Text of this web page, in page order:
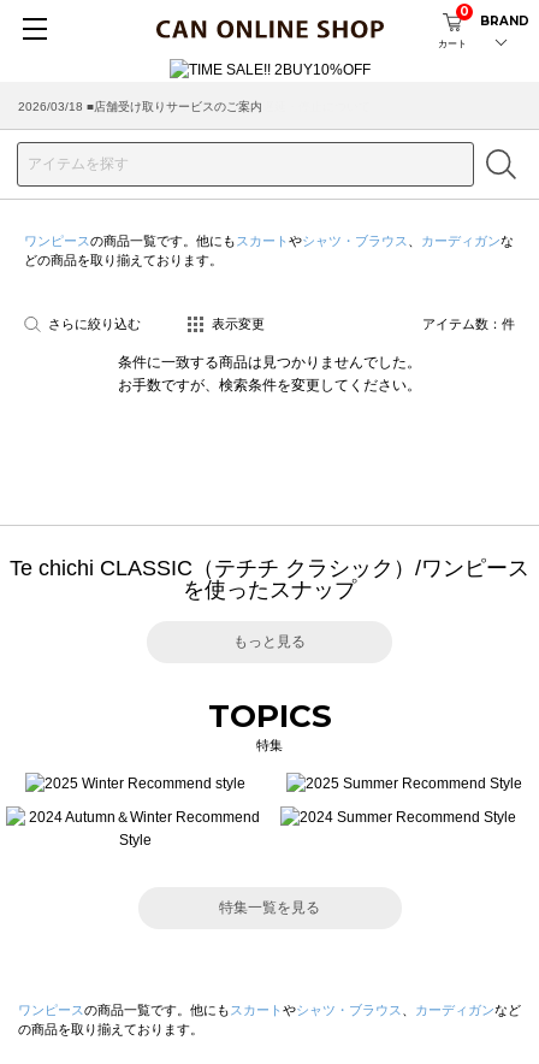
カート
0
BRAND
2026/03/18 ■店舗受け取りサービスのご案内
ワンピースの商品一覧です。他にも スカート やシャツ・ブラウス カーディガンな
どの商品を取り揃えております。
さらに絞り込む 表示変更 アイテム数： 件
条件に一致する商品は見つかりませんでした。
お手数ですが、検索条件を変更してください。
Te chichi CLASSIC（テチチ クラシック）/ワンピース
を使ったスナップ
もっと見る
TOPICS
特集
特集一覧を見る
ワンピースの商品一覧です。他にも スカート やシャツ・ブラウス カーディガンなど
の商品を取り揃えております。